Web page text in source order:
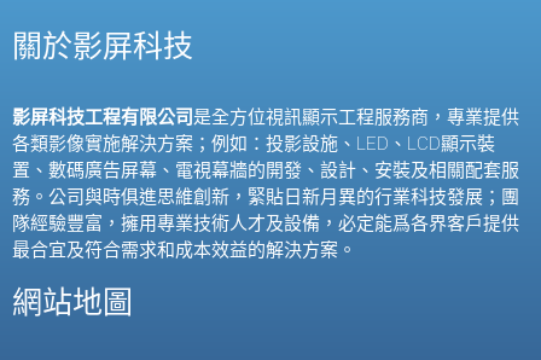
關於影屏科技
影屏科技工程有限公司是全方位視訊顯示工程服務商，專業提供
各類影像實施解決方案；例如：投影設施、 LED 、 LCD顯示裝
置、數碼廣告屏幕、電視幕牆的開發、設計、安裝及相關配套服
務。公司與時俱進思維創新，緊貼日新月異的行業科技發展；團
隊經驗豐富，擁用專業技術人才及設備，必定能爲各界客戶提供
最合宜及符合需求和成本效益的解決方案。
網站地圖